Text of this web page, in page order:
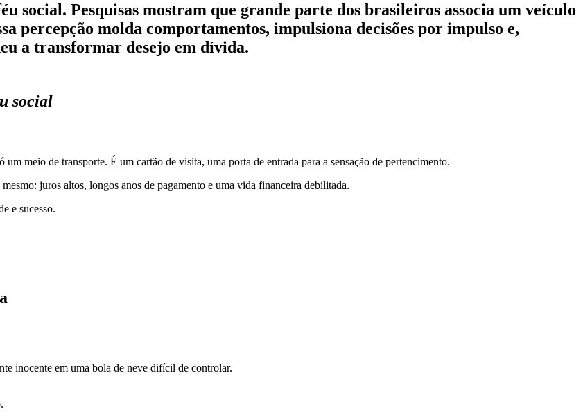
social. Pesquisas mostram que grande parte dos brasileiros associa um veículo
percepção molda comportamentos, impulsiona decisões por impulso e,
a transformar desejo em dívida.
social
meio de transporte. É um cartão de visita, uma porta de entrada para a sensação de pertencimento.
juros altos, longos anos de pagamento e uma vida financeira debilitada.
e sucesso.
inocente em uma bola de neve difícil de controlar.